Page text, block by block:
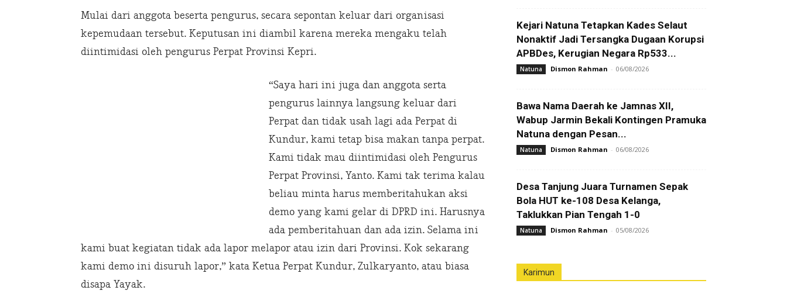
Mulai dari anggota beserta pengurus, secara sepontan keluar dari organisasi
kepemudaan tersebut. Keputusan ini diambil karena mereka mengaku telah
diintimidasi oleh pengurus Perpat Provinsi Kepri.
“Saya hari ini juga dan anggota serta
pengurus lainnya langsung keluar dari
Perpat dan tidak usah lagi ada Perpat di
Kundur, kami tetap bisa makan tanpa perpat.
Kami tidak mau diintimidasi oleh Pengurus
Perpat Provinsi, Yanto. Kami tak terima kalau
beliau minta harus memberitahukan aksi
demo yang kami gelar di DPRD ini. Harusnya
ada pemberitahuan dan ada izin. Selama ini
kami buat kegiatan tidak ada lapor melapor atau izin dari Provinsi. Kok sekarang
kami demo ini disuruh lapor,” kata Ketua Perpat Kundur, Zulkaryanto, atau biasa
disapa Yayak.
Kejari Natuna Tetapkan Kades Selaut
Nonaktif Jadi Tersangka Dugaan Korupsi
APBDes, Kerugian Negara Rp533...
Natuna Dismon Rahman - 06/08/2026
Bawa Nama Daerah ke Jamnas XII,
Wabup Jarmin Bekali Kontingen Pramuka
Natuna dengan Pesan...
Natuna Dismon Rahman - 06/08/2026
Desa Tanjung Juara Turnamen Sepak
Bola HUT ke-108 Desa Kelanga,
Taklukkan Pian Tengah 1-0
Natuna Dismon Rahman - 05/08/2026
Karimun